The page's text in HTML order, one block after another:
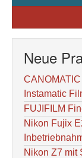
Neue
Instamatic
FUJIFILM
Nikon Fujix
Nikon Z7 mit